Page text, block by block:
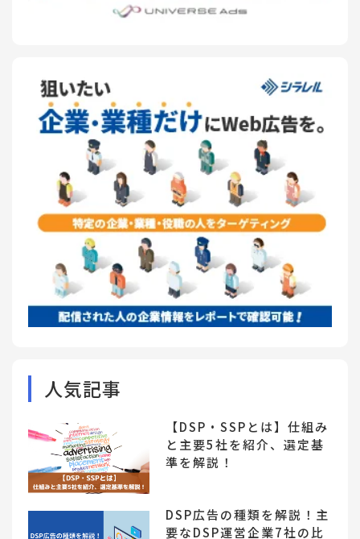
人気記事
【DSP・SSPとは】仕組み
と主要5社を紹介、選定基
準を解説！
DSP広告の種類を解説！主
要なDSP運営企業7社の比